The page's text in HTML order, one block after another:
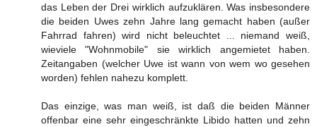
das Leben der Drei wirklich aufzuklären. Was insbesondere
die beiden Uwes zehn Jahre lang gemacht haben (außer
Fahrrad fahren) wird nicht beleuchtet ... niemand weiß,
wieviele "Wohnmobile" sie wirklich angemietet haben.
Zeitangaben (welcher Uwe ist wann von wem wo gesehen
worden) fehlen nahezu komplett.
Das einzige, was man weiß, ist daß die beiden Männer
offenbar eine sehr eingeschränkte Libido hatten und zehn